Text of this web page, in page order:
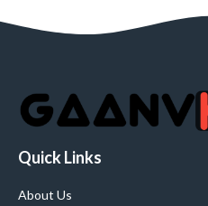
Quick Links
About Us